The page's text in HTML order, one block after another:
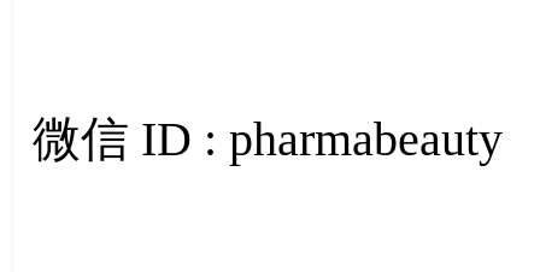
微信 ID : pharmabeauty